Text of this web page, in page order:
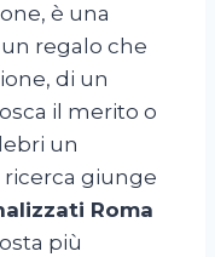
è una
un regalo che
di un
il merito o
un
giunge
Roma
più